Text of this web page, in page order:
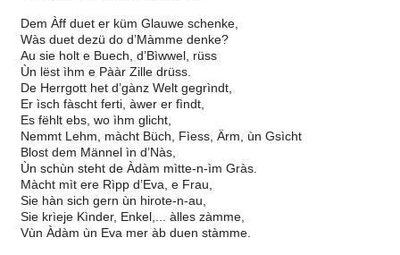
Dem Àff duet er küm Glauwe schenke,
Wàs duet dezü do d’Màmme denke?
Au sie holt e Buech, d’Bìwwel, rüss
Ùn lëst ìhm e Pààr Zille drüss.
De Herrgott het d’gànz Welt gegrìndt,
Er ìsch fàscht ferti, àwer er fìndt,
Es fëhlt ebs, wo ìhm glicht,
Nemmt Lehm, màcht Büch, Fìess, Ärm, ùn Gsìcht
Blost dem Männel ìn d’Nàs,
Ùn schùn steht de Àdàm mìtte-n-ìm Gràs.
Màcht mìt ere Rìpp d’Eva, e Frau,
Sie hàn sich gern ùn hirote-n-au,
Sie krìeje Kìnder, Enkel,... àlles zàmme,
Vùn Àdàm ùn Eva mer àb duen stàmme.